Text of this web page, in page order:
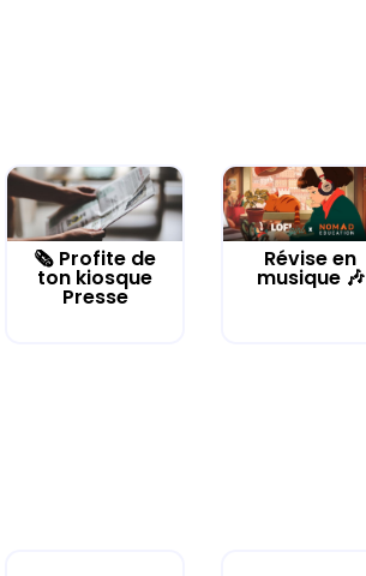
🗞️ Profite de
ton kiosque
Presse
Révise en
musique 🎶